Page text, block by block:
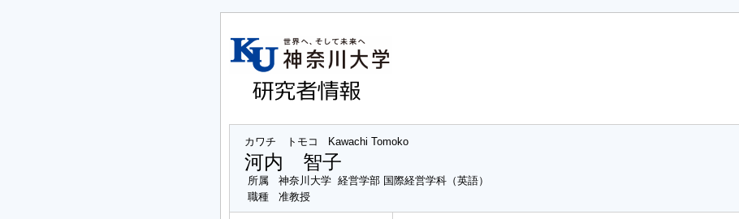
カワチ トモコ Kawachi Tomoko
河内 智子
所属
神奈川大学 経営学部 国際経営学科（英語）
職種
准教授